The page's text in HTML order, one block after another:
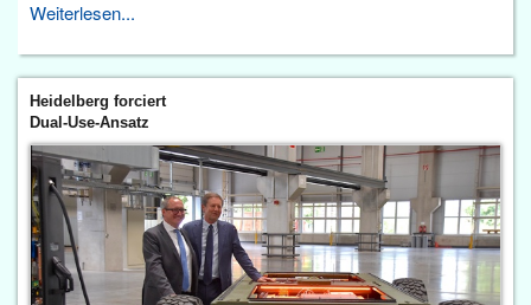
Weiterlesen...
Heidelberg forciert
Dual-Use-Ansatz